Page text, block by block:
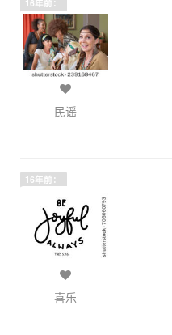
16年前：
民谣
16年前：
喜乐